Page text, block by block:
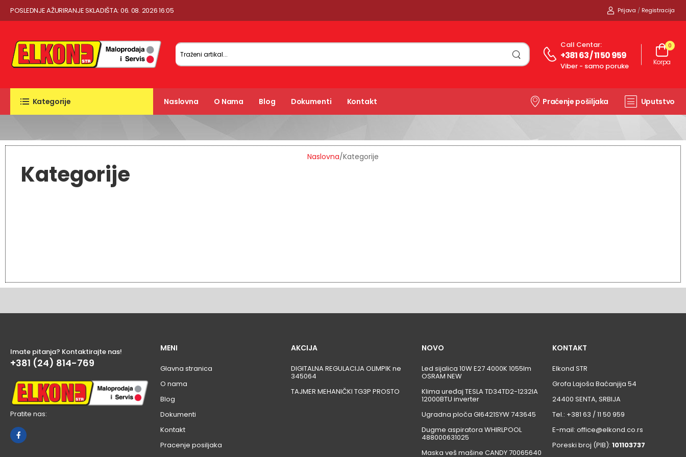
POSLEDNJE AŽURIRANJE SKLADIŠTA: 06. 08. 2026 16:05 Prijava / Registracija
Call Centar:
+381 63 / 11 50 959
Viber - samo poruke
0
Korpa
Kategorije Naslovna O Nama Blog Dokumenti Kontakt Praćenje pošiljaka Uputstvo
Naslovna/Kategorije
Kategorije
Imate pitanja? Kontaktirajte nas!
+381 (24) 814-769
Pratite nas:
MENI
Glavna stranica
O nama
Blog
Dokumenti
Kontakt
Pracenje posiljaka
AKCIJA
DIGITALNA REGULACIJA OLIMPIK ne
345064
TAJMER MEHANIČKI TG3P PROSTO
NOVO
Led sijalica 10W E27 4000K 1055lm
OSRAM NEW
Klima uređaj TESLA TD34TD2-1232IA
12000BTU inverter
Ugradna ploča GI6421SYW 743645
Dugme aspiratora WHIRLPOOL
488000631025
Maska veš mašine CANDY 70065640
KONTAKT
Elkond STR
Grofa Lajoša Baćanjija 54
24400 SENTA, SRBIJA
Tel.: +381 63 / 11 50 959
E-mail: office@elkond.co.rs
Poreski broj (PIB): 101103737